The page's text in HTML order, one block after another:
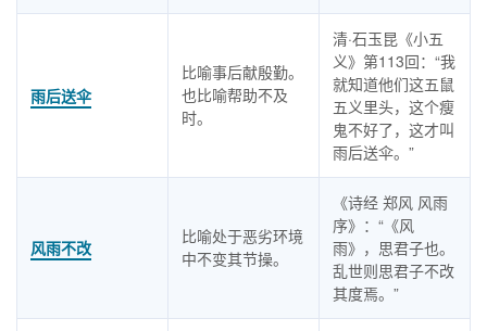
雨后送伞
比喻事后献殷勤。
也比喻帮助不及
时。
清·石玉昆《小五
义》第113回：“我
就知道他们这五鼠
五义里头，这个瘦
鬼不好了，这才叫
雨后送伞。”
风雨不改
比喻处于恶劣环境
中不变其节操。
《诗经 郑风 风雨
序》：“《风
雨》，思君子也。
乱世则思君子不改
其度焉。”